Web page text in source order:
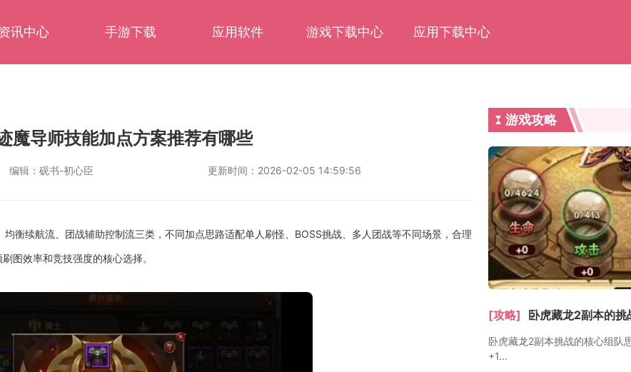
讯中心 手游下载 应用软件 游戏下载中心 应用下载中心
魔导师技能加点方案推荐有哪些
编辑：砚书-初心臣 更新时间： 2026-02-05 14:59:56
衡续航流、团战辅助控制流三类，不同加点思路适配单人刷怪、BOSS挑战、多人团战等不同场景，合理
图效率和竞技强度的核心选择。
游戏攻略
[攻略] 卧虎藏龙2副本的
卧虎藏龙2副本挑战的核心组队
+1...